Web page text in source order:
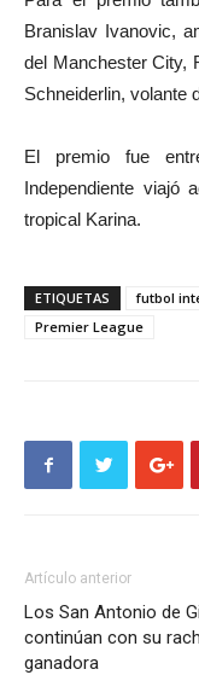
Branislav Ivanovic,
del Manchester City,
Schneiderlin, volante
El premio fue
Independiente viajó
tropical Karina.
ETIQUETAS futbol
Premier League
Artículo anterior
Los San Antonio de
continúan con su
ganadora